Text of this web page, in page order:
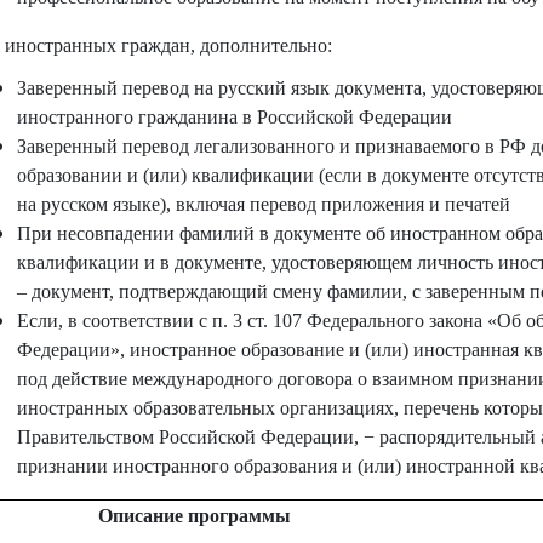
граждан, дополнительно:
Заверенный перевод на русский язык документа,
иностранного гражданина в Российской Федерации
Заверенный перевод легализованного и признаваемого в РФ
образовании и (или) квалификации (если в документе
на русском языке), включая перевод приложения и печатей
При несовпадении фамилий в документе об иностранном
квалификации и в документе, удостоверяющем личность
– документ, подтверждающий смену фамилии, с заверенным
Если, в соответствии с п. 3 ст. 107 Федерального закона «Об
Федерации», иностранное образование и (или) иностранная
под действие международного договора о взаимном
иностранных образовательных организациях, перечень
Правительством Российской Федерации, − распорядительный
признании иностранного образования и (или) иностранной
Описание программы